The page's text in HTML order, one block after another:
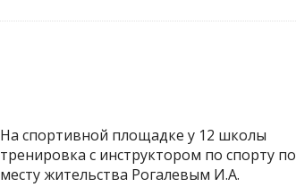
На спортивной площадке у 12 школы
тренировка с инструктором по спорту по
месту жительства Рогалевым И.А.